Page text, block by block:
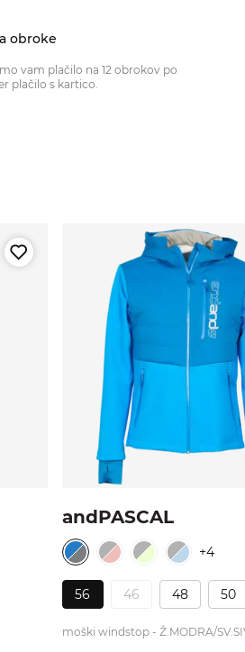
obroke
vam plačilo na 12 obrokov po
plačilo s kartico.
andPASCAL
+4
56 46 48 50
moški windstop - Ž.MODRA/